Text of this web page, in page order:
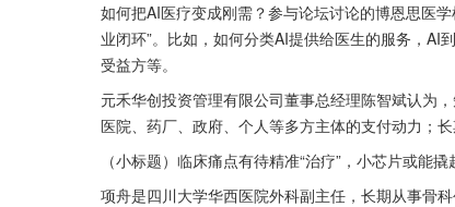
如何把AI医疗变成刚需？参与论坛讨论的博恩思医
业闭环”。比如，如何分类AI提供给医生的服务，AI
受益方等。
元禾华创投资管理有限公司董事总经理陈智斌认为
医院、药厂、政府、个人等多方主体的支付动力；
（小标题）临床痛点有待精准“治疗”，小芯片或能
项舟是四川大学华西医院外科副主任，长期从事骨